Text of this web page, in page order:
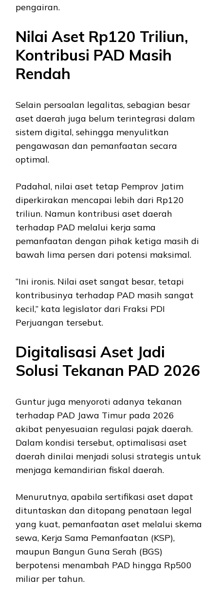
pengairan.
Nilai Aset Rp120 Triliun,
Kontribusi PAD Masih
Rendah
Selain persoalan legalitas, sebagian besar
aset daerah juga belum terintegrasi dalam
sistem digital, sehingga menyulitkan
pengawasan dan pemanfaatan secara
optimal.
Padahal, nilai aset tetap Pemprov Jatim
diperkirakan mencapai lebih dari Rp120
triliun. Namun kontribusi aset daerah
terhadap PAD melalui kerja sama
pemanfaatan dengan pihak ketiga masih di
bawah lima persen dari potensi maksimal.
“Ini ironis. Nilai aset sangat besar, tetapi
kontribusinya terhadap PAD masih sangat
kecil,” kata legislator dari Fraksi PDI
Perjuangan tersebut.
Digitalisasi Aset Jadi
Solusi Tekanan PAD 2026
Guntur juga menyoroti adanya tekanan
terhadap PAD Jawa Timur pada 2026
akibat penyesuaian regulasi pajak daerah.
Dalam kondisi tersebut, optimalisasi aset
daerah dinilai menjadi solusi strategis untuk
menjaga kemandirian fiskal daerah.
Menurutnya, apabila sertifikasi aset dapat
dituntaskan dan ditopang penataan legal
yang kuat, pemanfaatan aset melalui skema
sewa, Kerja Sama Pemanfaatan (KSP),
maupun Bangun Guna Serah (BGS)
berpotensi menambah PAD hingga Rp500
miliar per tahun.